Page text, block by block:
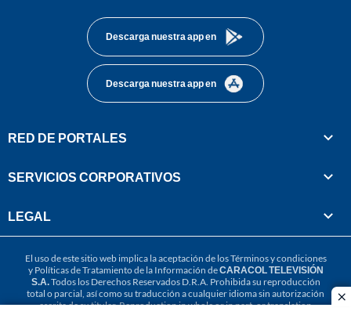
Descarga nuestra app en
Descarga nuestra app en
RED DE PORTALES
SERVICIOS CORPORATIVOS
LEGAL
El uso de este sitio web implica la aceptación de losTérminos y condiciones
y Políticas de Tratamiento de la Información deCARACOL TELEVISIÓN
S.A.Todos los Derechos Reservados D.R.A. Prohibida su reproducción
total o parcial, así como su traducción a cualquier idioma sin autorización
escrita de su titular. Reproduction in whole or in part, or translation